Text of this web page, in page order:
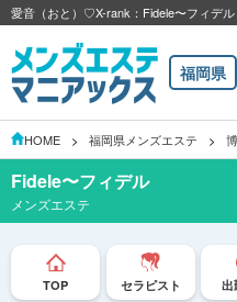
愛音（おと）♡X-rank：Fidele〜フィデル
福岡県
HOME 福岡県メンズエステ
Fidele〜フィデル
メンズエステ
TOP セラピスト 出